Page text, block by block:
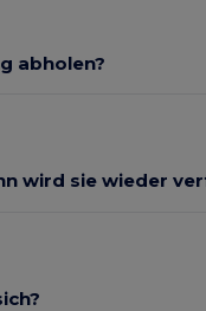
abholen?
wird sie wieder